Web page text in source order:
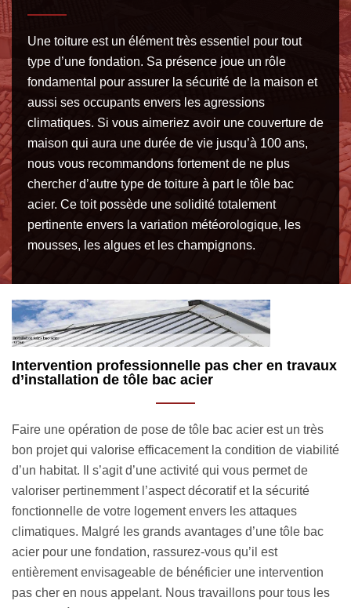
Une toiture est un élément très essentiel pour tout
type d’une fondation. Sa présence joue un rôle
fondamental pour assurer la sécurité de la maison et
aussi ses occupants envers les agressions
climatiques. Si vous aimeriez avoir une couverture de
maison qui aura une durée de vie jusqu’à 100 ans,
nous vous recommandons fortement de ne plus
chercher d’autre type de toiture à part le tôle bac
acier. Ce toit possède une solidité totalement
pertinente envers la variation météorologique, les
mousses, les algues et les champignons.
Obtenir un bon devis de pose de tôle bac acier
projet de pose de tôle bac acier. C’est une sorte de guide
qui vous accompagne toute au long de vos prises de
décisions sur votre préparation financière, l’organisation
votre planning temporel et aussi lors de votre choix du
prestataire. Sachez qu’en cas de non satisfaction du
une demande de modification est faisable gratuitement et
sans engagement aussi. Nous sommes ouverts à une
coopération avec les habitants à Faleyras 33760.